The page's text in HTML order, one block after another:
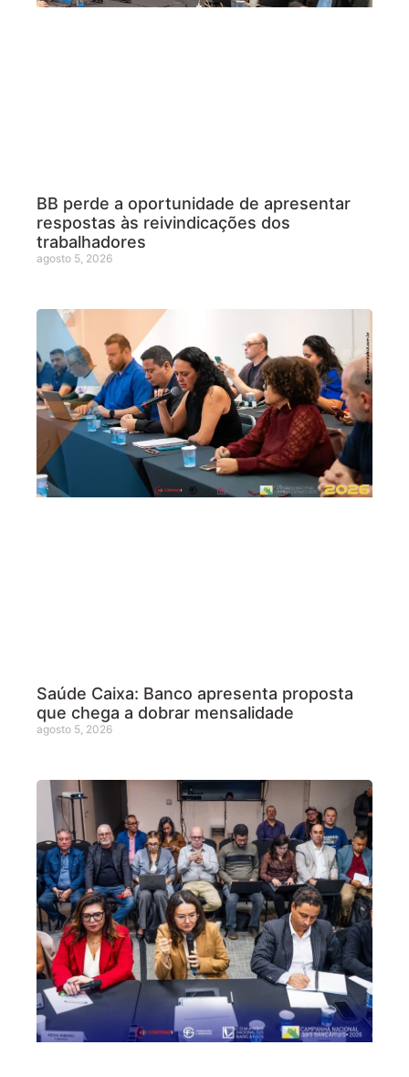
BB perde a oportunidade de apresentar
respostas às reivindicações dos
trabalhadores
agosto 5, 2026
Saúde Caixa: Banco apresenta proposta
que chega a dobrar mensalidade
agosto 5, 2026